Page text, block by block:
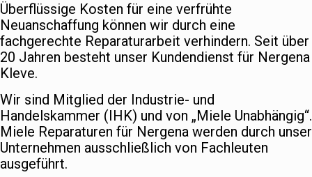
Überflüssige Kosten für eine verfrühte
Neuanschaffung können wir durch eine
fachgerechte Reparaturarbeit verhindern. Seit über
20 Jahren besteht unser Kundendienst für Nergena
Kleve.
Wir sind Mitglied der Industrie- und
Handelskammer (IHK) und von „Miele Unabhängig“.
Miele Reparaturen für Nergena werden durch unser
Unternehmen ausschließlich von Fachleuten
ausgeführt.